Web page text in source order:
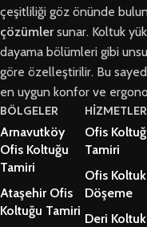
çeşitliliği göz önünde
çözümlersunar. Koltuk
dayama bölümleri gibi
göre özelleştirilir. Bu
en uygun konfor ve
BÖLGELER
Arnavutköy
Ofis Koltuğu
Tamiri
Ataşehir Ofis
Koltuğu Tamiri
HİZMETLER
Ofis
Tamiri
Ofis Koltuk
Döşeme
Deri Koltuk